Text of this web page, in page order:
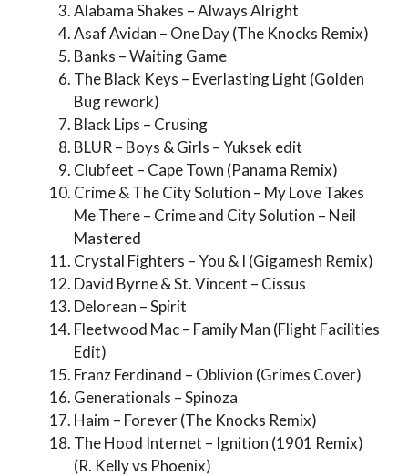
Alabama Shakes – Always Alright
Asaf Avidan – One Day (The Knocks Remix)
Banks – Waiting Game
The Black Keys – Everlasting Light (Golden
Bug rework)
Black Lips – Crusing
BLUR – Boys & Girls – Yuksek edit
Clubfeet – Cape Town (Panama Remix)
Crime & The City Solution – My Love Takes
Me There – Crime and City Solution – Neil
Mastered
Crystal Fighters – You & I (Gigamesh Remix)
David Byrne & St. Vincent – Cissus
Delorean – Spirit
Fleetwood Mac – Family Man (Flight Facilities
Edit)
Franz Ferdinand – Oblivion (Grimes Cover)
Generationals – Spinoza
Haim – Forever (The Knocks Remix)
The Hood Internet – Ignition (1901 Remix)
(R. Kelly vs Phoenix)